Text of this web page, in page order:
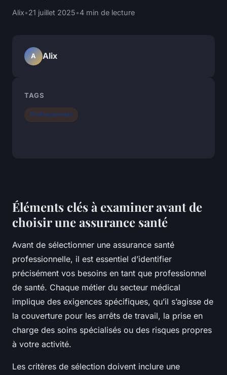
Alix•21 juillet 2025•4 min de lecture
Éléments clés à examiner avant de
choisir une assurance santé
Avant de sélectionner une assurance santé
professionnelle, il est essentiel d’identifier
précisément vos besoins en tant que professionnel
de santé. Chaque métier du secteur médical
implique des exigences spécifiques, qu’il s’agisse de
la couverture pour les arrêts de travail, la prise en
charge des soins spécialisés ou des risques propres
à votre activité.
Les critères de sélection doivent inclure une
A Alix
TAGS
Professionnels